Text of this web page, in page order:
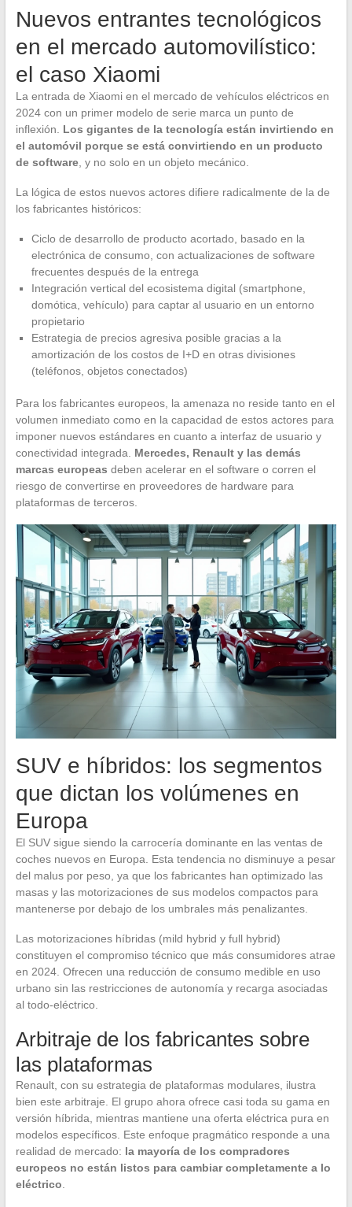
Nuevos entrantes tecnológicos
en el mercado automovilístico:
el caso Xiaomi
La entrada de Xiaomi en el mercado de vehículos eléctricos en
2024 con un primer modelo de serie marca un punto de
inflexión. Los gigantes de la tecnología están invirtiendo en
el automóvil porque se está convirtiendo en un producto
de software, y no solo en un objeto mecánico.
La lógica de estos nuevos actores difiere radicalmente de la de
los fabricantes históricos:
Ciclo de desarrollo de producto acortado, basado en la
electrónica de consumo, con actualizaciones de software
frecuentes después de la entrega
Integración vertical del ecosistema digital (smartphone,
domótica, vehículo) para captar al usuario en un entorno
propietario
Estrategia de precios agresiva posible gracias a la
amortización de los costos de I+D en otras divisiones
(teléfonos, objetos conectados)
Para los fabricantes europeos, la amenaza no reside tanto en el
volumen inmediato como en la capacidad de estos actores para
imponer nuevos estándares en cuanto a interfaz de usuario y
conectividad integrada. Mercedes, Renault y las demás
marcas europeas deben acelerar en el software o corren el
riesgo de convertirse en proveedores de hardware para
plataformas de terceros.
SUV e híbridos: los segmentos
que dictan los volúmenes en
Europa
El SUV sigue siendo la carrocería dominante en las ventas de
coches nuevos en Europa. Esta tendencia no disminuye a pesar
del malus por peso, ya que los fabricantes han optimizado las
masas y las motorizaciones de sus modelos compactos para
mantenerse por debajo de los umbrales más penalizantes.
Las motorizaciones híbridas (mild hybrid y full hybrid)
constituyen el compromiso técnico que más consumidores atrae
en 2024. Ofrecen una reducción de consumo medible en uso
urbano sin las restricciones de autonomía y recarga asociadas
al todo-eléctrico.
Arbitraje de los fabricantes sobre
las plataformas
Renault, con su estrategia de plataformas modulares, ilustra
bien este arbitraje. El grupo ahora ofrece casi toda su gama en
versión híbrida, mientras mantiene una oferta eléctrica pura en
modelos específicos. Este enfoque pragmático responde a una
realidad de mercado: la mayoría de los compradores
europeos no están listos para cambiar completamente a lo
eléctrico.